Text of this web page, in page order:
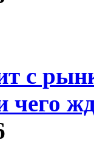
с
чего